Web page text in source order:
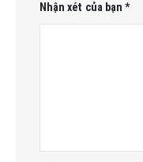
Nhận xét của bạn*